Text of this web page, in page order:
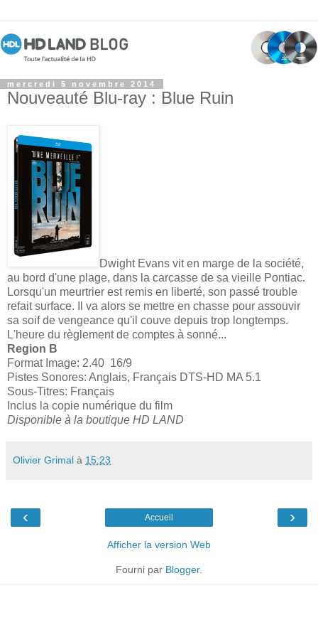
mercredi 5 novembre 2014
Nouveauté Blu-ray : Blue Ruin
Dwight Evans vit en marge de la société,
au bord d'une plage, dans la carcasse de sa vieille Pontiac.
Lorsqu'un meurtrier est remis en liberté, son passé trouble
refait surface. Il va alors se mettre en chasse pour assouvir
sa soif de vengeance qu'il couve depuis trop longtemps.
L'heure du règlement de comptes à sonné...
Region B
Format Image: 2.40 16/9
Pistes Sonores: Anglais, Français DTS-HD MA 5.1
Sous-Titres: Français
Inclus la copie numérique du film
Disponible à la boutique HD LAND
Olivier Grimal à 15:23
‹ ›
Accueil
Afficher la version Web
Fourni par Blogger.